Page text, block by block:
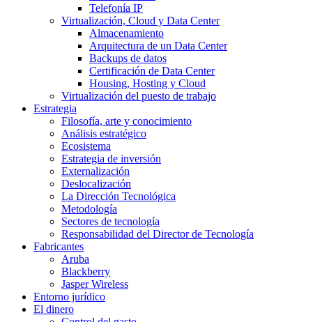
Telefonía IP
Virtualización, Cloud y Data Center
Almacenamiento
Arquitectura de un Data Center
Backups de datos
Certificación de Data Center
Housing, Hosting y Cloud
Virtualización del puesto de trabajo
Estrategia
Filosofía, arte y conocimiento
Análisis estratégico
Ecosistema
Estrategia de inversión
Externalización
Deslocalización
La Dirección Tecnológica
Metodología
Sectores de tecnología
Responsabilidad del Director de Tecnología
Fabricantes
Aruba
Blackberry
Jasper Wireless
Entorno jurídico
El dinero